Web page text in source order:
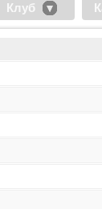
Клуб